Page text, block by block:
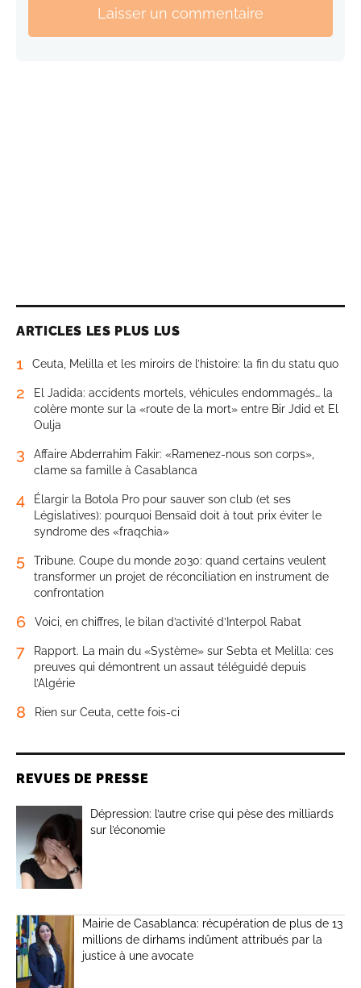
Laisser un commentaire
ARTICLES LES PLUS LUS
1 Ceuta, Melilla et les miroirs de l’histoire: la fin du statu quo
2
El Jadida: accidents mortels, véhicules endommagés… la
colère monte sur la «route de la mort» entre Bir Jdid et El
Oulja
3
Affaire Abderrahim Fakir: «Ramenez-nous son corps»,
clame sa famille à Casablanca
4
Élargir la Botola Pro pour sauver son club (et ses
Législatives): pourquoi Bensaïd doit à tout prix éviter le
syndrome des «fraqchia»
5
Tribune. Coupe du monde 2030: quand certains veulent
transformer un projet de réconciliation en instrument de
confrontation
6 Voici, en chiffres, le bilan d’activité d’Interpol Rabat
7
Rapport. La main du «Système» sur Sebta et Melilla: ces
preuves qui démontrent un assaut téléguidé depuis
l’Algérie
8 Rien sur Ceuta, cette fois-ci
REVUES DE PRESSE
Dépression: l’autre crise qui pèse des milliards
sur l’économie
Mairie de Casablanca: récupération de plus de 13
millions de dirhams indûment attribués par la
justice à une avocate